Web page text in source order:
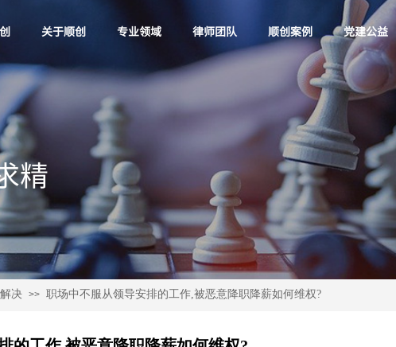
关于顺创 专业领域 律师团队 顺创案例 党建公益
精​
决 >> 职场中不服从领导安排的工作,被恶意降职降薪如何维权?